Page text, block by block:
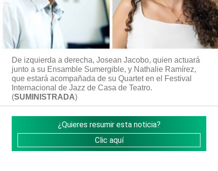
De izquierda a derecha, Josean Jacobo, quien actuará
junto a su Ensamble Sumergible, y Nathalie Ramírez,
que estará acompañada de su Quartet en el Festival
Internacional de Jazz de Casa de Teatro.
(SUMINISTRADA)
¿Quieres resumir esta noticia?
Clic aquí